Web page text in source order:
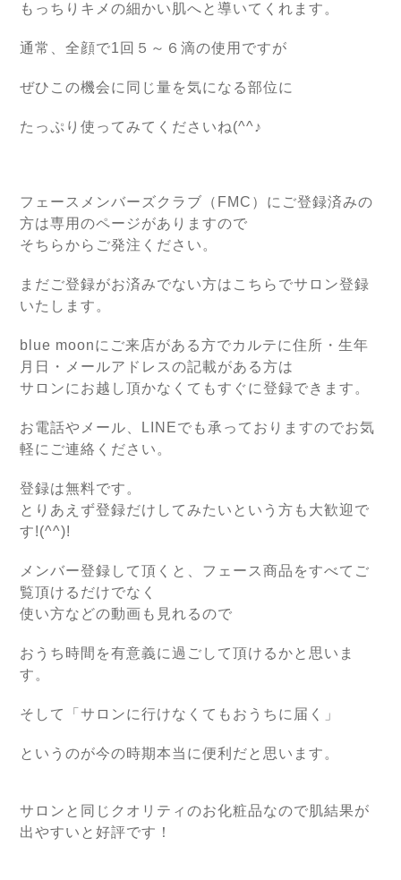
もっちりキメの細かい肌へと導いてくれます。
通常、全顔で1回５～６滴の使用ですが
ぜひこの機会に同じ量を気になる部位に
たっぷり使ってみてくださいね(^^♪
フェースメンバーズクラブ（FMC）にご登録済みの
方は専用のページがありますので
そちらからご発注ください。
まだご登録がお済みでない方はこちらでサロン登録
いたします。
blue moonにご来店がある方でカルテに住所・生年
月日・メールアドレスの記載がある方は
サロンにお越し頂かなくてもすぐに登録できます。
お電話やメール、LINEでも承っておりますのでお気
軽にご連絡ください。
登録は無料です。
とりあえず登録だけしてみたいという方も大歓迎で
す!(^^)!
メンバー登録して頂くと、フェース商品をすべてご
覧頂けるだけでなく
使い方などの動画も見れるので
おうち時間を有意義に過ごして頂けるかと思いま
す。
そして「サロンに行けなくてもおうちに届く」
というのが今の時期本当に便利だと思います。
サロンと同じクオリティのお化粧品なので肌結果が
出やすいと好評です！